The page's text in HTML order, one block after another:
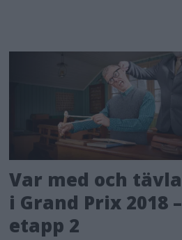
Var med och tävla
i Grand Prix 2018 –
etapp 2